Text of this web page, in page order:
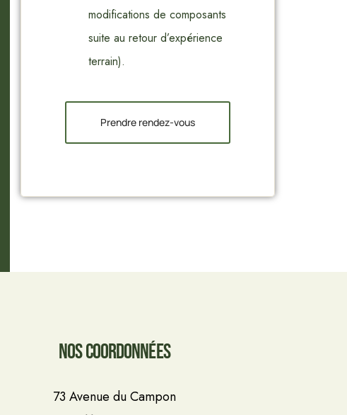
modifications de composants
suite au retour d’expérience
terrain).
Prendre rendez-vous
Nos coordonnées
73 Avenue du Campon